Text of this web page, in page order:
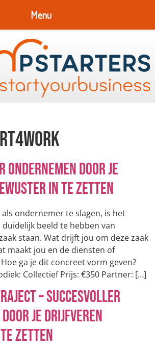
ondernemen door je
in te zetten
ondernemer te slagen, is het
beeld te hebben van
staan. Wat drijft jou om deze zaak
maakt jou en de diensten of
ga je dit concreet vorm geven?
Collectief Prijs: €350 Partner: […]
– Succesvoller
door je drijfveren
zetten
Menu